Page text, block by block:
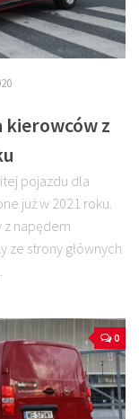
kierowców z
pojazdu dla
już w 2021 roku.
z napędem
ze strony głównych
0